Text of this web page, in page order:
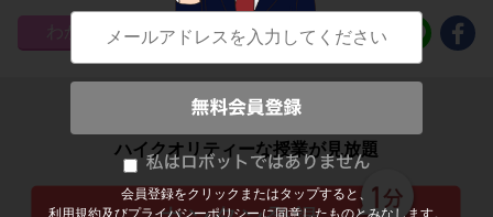
会員登録をクリックまたはタップすると、
利用規約及びプライバシーポリシー に同意したものとみなします。
341
子どもの勉強から大人の学び直しまで
ハイクオリティーな授業が見放題